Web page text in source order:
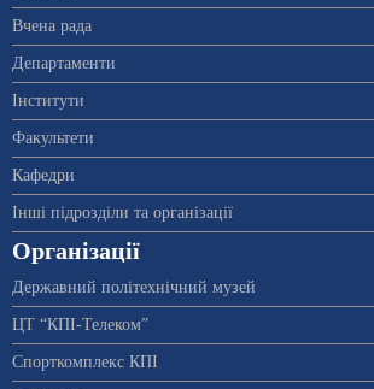
Вчена рада
Департаменти
Інститути
Факультети
Кафедри
Інші підрозділи та організації
Організації
Державний політехнічний музей
ЦТ “КПІ-Телеком”
Спорткомплекс КПІ